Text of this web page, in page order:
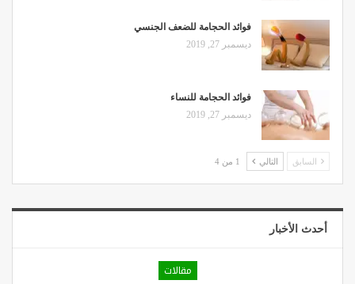
فوائد الحجامة للضعف الجنسي
ديسمبر 27, 2019
فوائد الحجامة للنساء
ديسمبر 27, 2019
السابق التالي 1 من 4
أحدث الأخبار
مقالات